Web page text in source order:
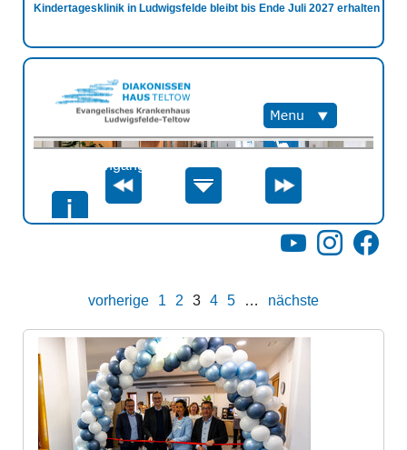
Kindertagesklinik in Ludwigsfelde bleibt bis Ende Juli 2027 erhalten
YouTubeInstagram
vorherige 1 2 3 4 5 … nächste